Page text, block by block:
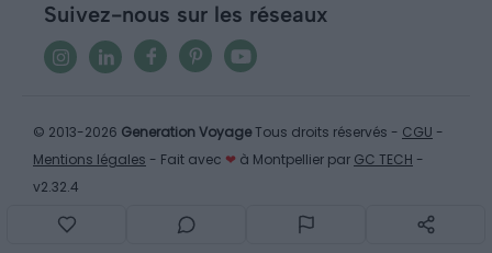
Suivez-nous sur les réseaux
© 2013-2026 Generation VoyageTous droits réservés - CGU -
Mentions légales - Fait avec ❤ à Montpellier par GC TECH -
v2.32.4